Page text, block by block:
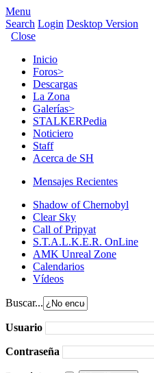
Menu
Search Login Desktop Version
Close
Inicio
Foros>
Descargas
La Zona
Galerías>
STALKERPedia
Noticiero
Staff
Acerca de SH
Mensajes Recientes
Shadow of Chernobyl
Clear Sky
Call of Pripyat
S.T.A.L.K.E.R. OnLine
AMK Unreal Zone
Calendarios
Vídeos
Buscar...
Usuario
Contraseña